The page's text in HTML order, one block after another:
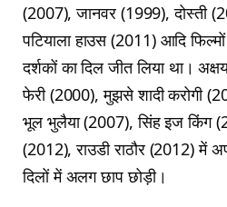
(2007), जानवर (1999), दोस्ती
पटियाला हाउस (2011) आदि
दर्शकों का दिल जीत लिया था।
फेरी (2000), मुझसे शादी करोगी
भूल भुलैया (2007), सिंह इज किंग
(2012), राउडी राठौर (2012) में
दिलों में अलग छाप छोड़ी।